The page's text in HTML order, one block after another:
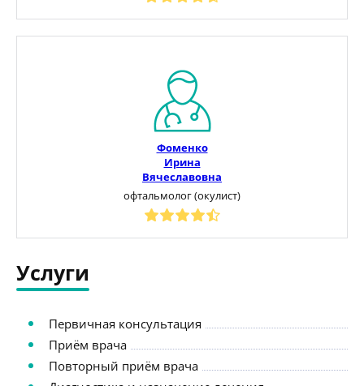
Фоменко
Ирина
Вячеславовна
офтальмолог (окулист)
Услуги
Первичная консультация
Приём врача
Повторный приём врача